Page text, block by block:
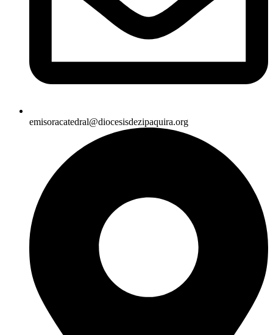
emisoracatedral@diocesisdezipaquira.org